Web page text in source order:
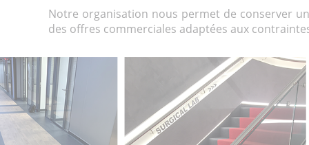
Notre organisation nous permet de conserver
des offres commerciales adaptées aux